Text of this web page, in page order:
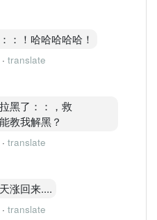
：！哈哈哈哈哈！
· translate
黑了：：，救
教我解黑？
· translate
涨回来....
· translate